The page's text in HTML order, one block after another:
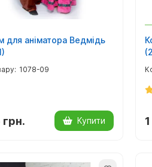
для аніматора Ведмідь
1078-09
грн. Купити